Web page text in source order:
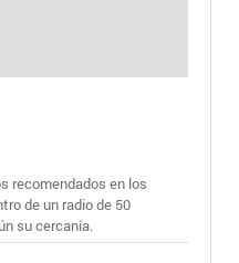
recomendados en los
de un radio de 50
su cercanía.